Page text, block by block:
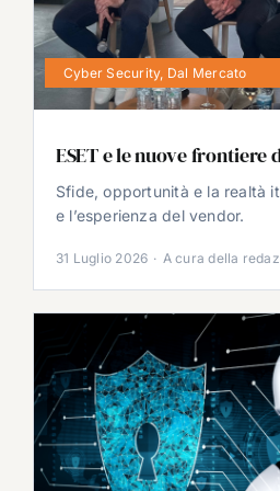
Cyber Security, Dal Mercato
ESET e le nuove
Sfide, opportunità e la realtà
e l’esperienza del vendor.
31 Luglio 2026 · A cura della